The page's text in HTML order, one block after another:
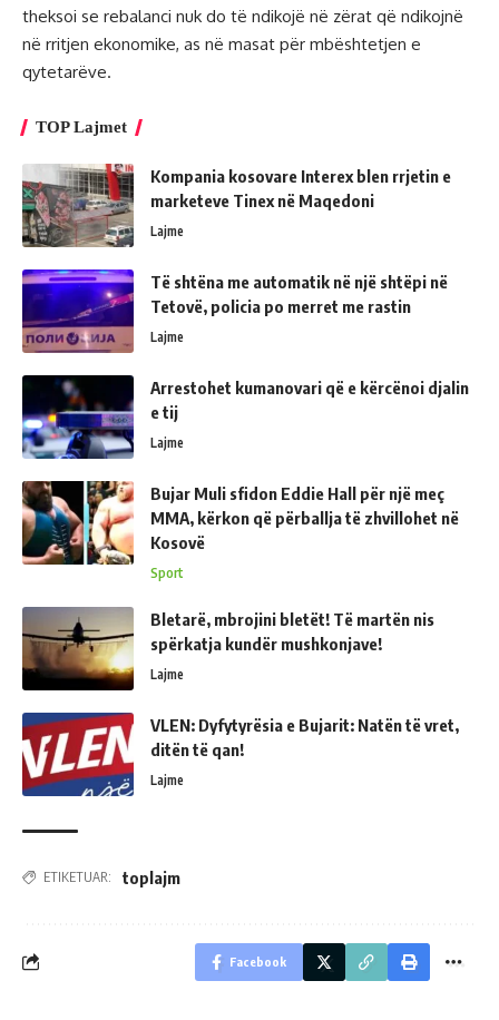
theksoi se rebalanci nuk do të ndikojë në zërat që ndikojnë
në rritjen ekonomike, as në masat për mbështetjen e
qytetarëve.
TOP Lajmet
Kompania kosovare Interex blen rrjetin e
marketeve Tinex në Maqedoni
Lajme
Të shtëna me automatik në një shtëpi në
Tetovë, policia po merret me rastin
Lajme
Arrestohet kumanovari që e kërcënoi djalin
e tij
Lajme
Bujar Muli sfidon Eddie Hall për një meç
MMA, kërkon që përballja të zhvillohet në
Kosovë
Sport
Bletarë, mbrojini bletët! Të martën nis
spërkatja kundër mushkonjave!
Lajme
VLEN: Dyfytyrësia e Bujarit: Natën të vret,
ditën të qan!
Lajme
ETIKETUAR: toplajm
Facebook